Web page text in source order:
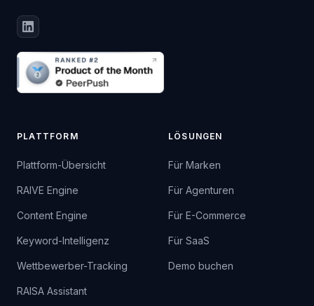
PLATTFORM
Plattform-Übersicht
RAIVE Engine
Content Engine
Keyword-Intelligenz
Wettbewerber-Tracking
RAISA Assistant
LÖSUNGEN
Für Marken
Für Agenturen
Für E-Commerce
Für SaaS
Demo buchen